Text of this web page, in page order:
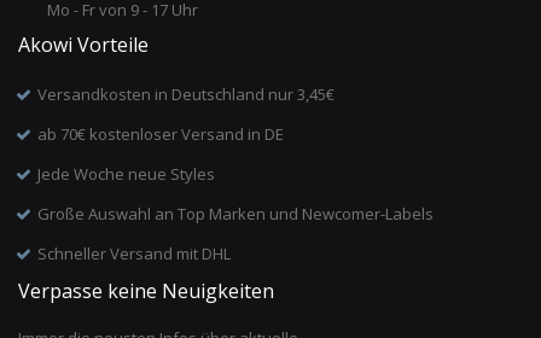
Mo - Fr von 9 - 17 Uhr
Akowi Vorteile
Versandkosten in Deutschland nur 3,45€
ab 70€ kostenloser Versand in DE
Jede Woche neue Styles
Große Auswahl an Top Marken und Newcomer-Labels
Schneller Versand mit DHL
Verpasse keine Neuigkeiten